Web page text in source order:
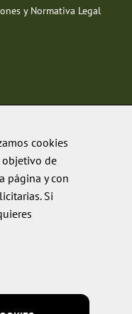
y Normativa Legal
cookies
objetivo de
página y con
Si